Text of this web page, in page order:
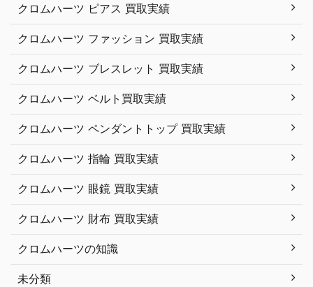
クロムハーツ ピアス 買取実績
クロムハーツ ファッション 買取実績
クロムハーツ ブレスレット 買取実績
クロムハーツ ベルト買取実績
クロムハーツ ペンダントトップ 買取実績
クロムハーツ 指輪 買取実績
クロムハーツ 眼鏡 買取実績
クロムハーツ 財布 買取実績
クロムハーツの知識
未分類